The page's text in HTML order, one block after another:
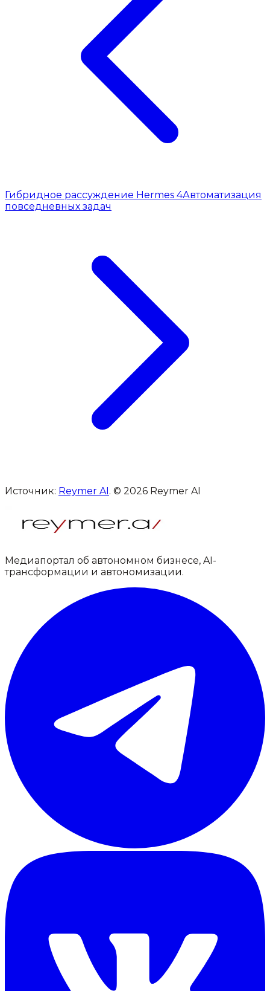
Гибридное рассуждение Hermes 4Автоматизация
повседневных задач
Источник: Reymer AI . © 2026 Reymer AI
Медиапортал об автономном бизнесе, AI-
трансформации и автономизации.